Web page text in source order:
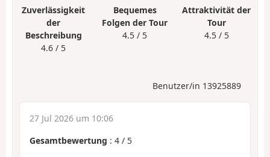
Zuverlässigkeit
der
Beschreibung
4.6 / 5
Bequemes
Folgen der Tour
4.5 / 5
Attraktivität der
Tour
4.5 / 5
Benutzer/in 13925889
27 Jul 2026 um 10:06
Gesamtbewertung : 4 / 5